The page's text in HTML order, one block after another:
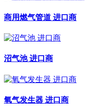
商用燃气管道 进口商
沼气池 进口商
氧气发生器 进口商